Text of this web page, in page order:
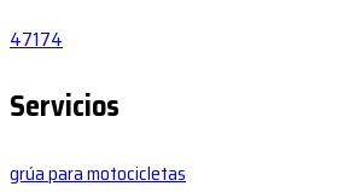
47174
Servicios
grúa para motocicletas